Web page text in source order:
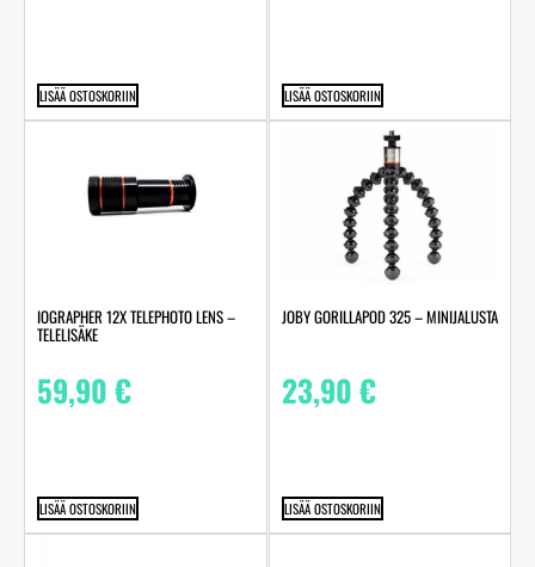
LISÄÄ OSTOSKORIIN LISÄÄ OSTOSKORIIN
IOGRAPHER 12X TELEPHOTO LENS –
TELELISÄKE
59,90€
LISÄÄ OSTOSKORIIN
JOBY GORILLAPOD 325 – MINIJALUSTA
23,90€
LISÄÄ OSTOSKORIIN